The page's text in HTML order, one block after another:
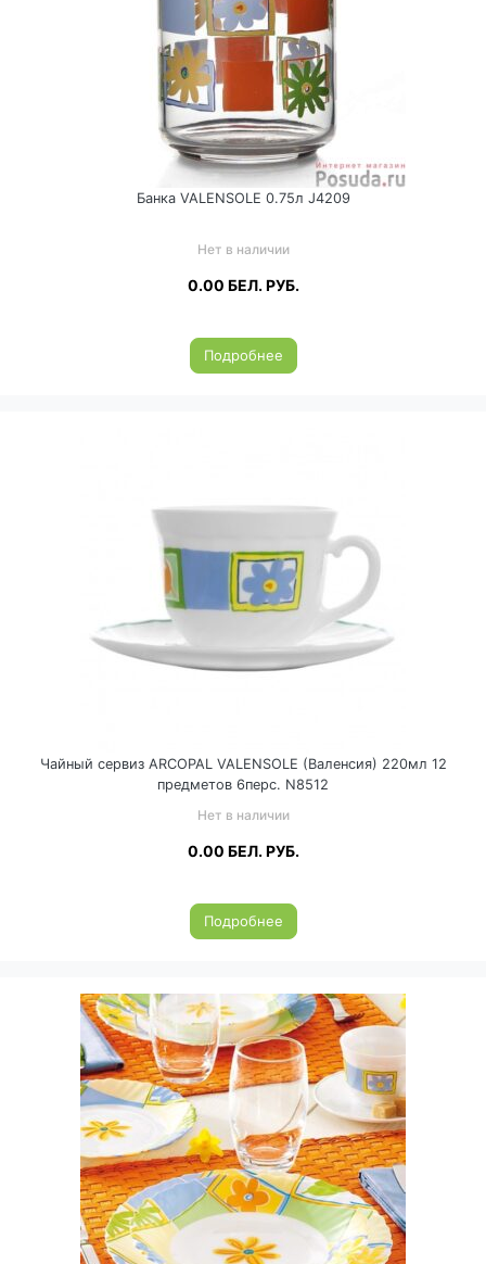
Банка VALENSOLE 0.75л J4209
Нет в наличии
0.00 БЕЛ. РУБ.
Подробнее
Чайный сервиз ARCOPAL VALENSOLE (Валенсия) 220мл 12
предметов 6перс. N8512
Нет в наличии
0.00 БЕЛ. РУБ.
Подробнее